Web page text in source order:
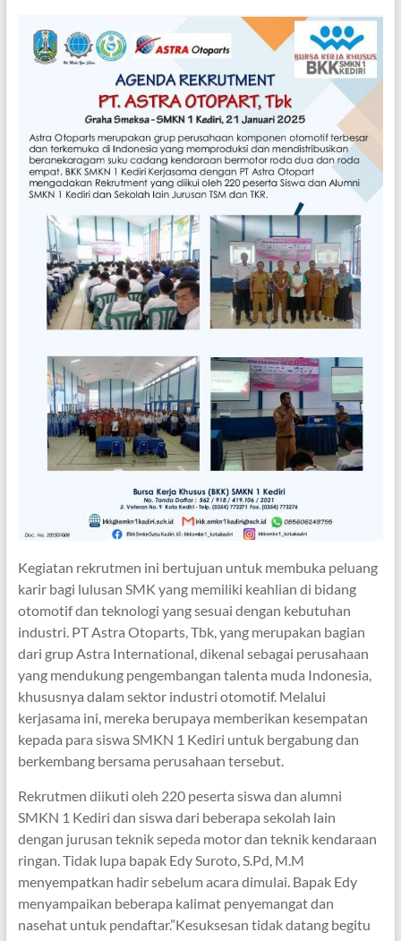
Kegiatan rekrutmen ini bertujuan untuk membuka peluang
karir bagi lulusan SMK yang memiliki keahlian di bidang
otomotif dan teknologi yang sesuai dengan kebutuhan
industri. PT Astra Otoparts, Tbk, yang merupakan bagian
dari grup Astra International, dikenal sebagai perusahaan
yang mendukung pengembangan talenta muda Indonesia,
khususnya dalam sektor industri otomotif. Melalui
kerjasama ini, mereka berupaya memberikan kesempatan
kepada para siswa SMKN 1 Kediri untuk bergabung dan
berkembang bersama perusahaan tersebut.
Rekrutmen diikuti oleh 220 peserta siswa dan alumni
SMKN 1 Kediri dan siswa dari beberapa sekolah lain
dengan jurusan teknik sepeda motor dan teknik kendaraan
ringan. Tidak lupa bapak Edy Suroto, S.Pd, M.M
menyempatkan hadir sebelum acara dimulai. Bapak Edy
menyampaikan beberapa kalimat penyemangat dan
nasehat untuk pendaftar.”Kesuksesan tidak datang begitu